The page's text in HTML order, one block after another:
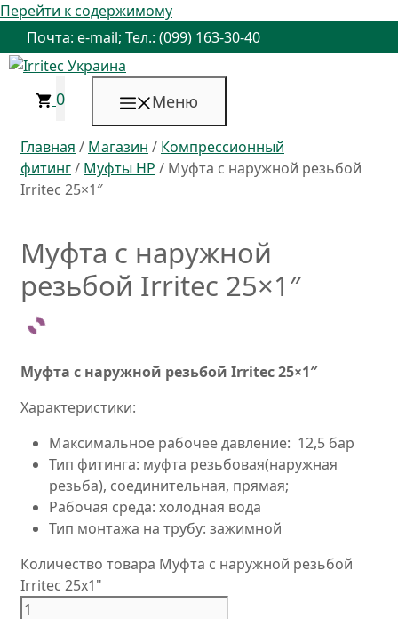
Перейти к содержимому
Почта: e-mail; Тел.: (099) 163-30-40
0 Меню
Главная / Магазин / Компрессионный
фитинг/ Муфты НР / Муфта с наружной резьбой
Irritec 25×1″
Муфта с наружной
резьбой Irritec 25×1″
Муфта с наружной резьбой Irritec 25×1″
Характеристики:
Максимальное рабочее давление: 12,5 бар
Тип фитинга: муфта резьбовая(наружная
резьба), соединительная, прямая;
Рабочая среда: холодная вода
Тип монтажа на трубу: зажимной
Количество товара Муфта с наружной резьбой
Irritec 25x1"